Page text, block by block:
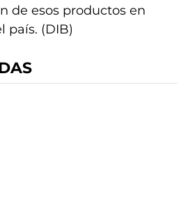
de esos productos en
país. (DIB)